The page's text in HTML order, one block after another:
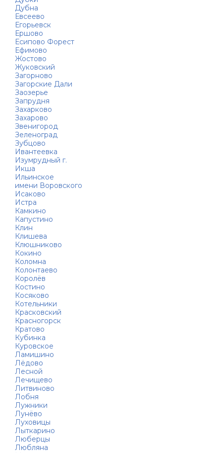
Дубна
Евсеево
Егорьевск
Ершово
Есипово Форест
Ефимово
Жостово
Жуковский
Загорново
Загорские Дали
Заозерье
Запрудня
Захарково
Захарово
Звенигород
Зеленоград
Зубцово
Ивантеевка
Изумрудный г.
Икша
Ильинское
имени Воровского
Исаково
Истра
Камкино
Капустино
Клин
Клишева
Клюшниково
Кокино
Коломна
Колонтаево
Королёв
Костино
Косяково
Котельники
Красковский
Красногорск
Кратово
Кубинка
Куровское
Ламишино
Лёдово
Лесной
Лечищево
Литвиново
Лобня
Лужники
Лунёво
Луховицы
Лыткарино
Люберцы
Любляна